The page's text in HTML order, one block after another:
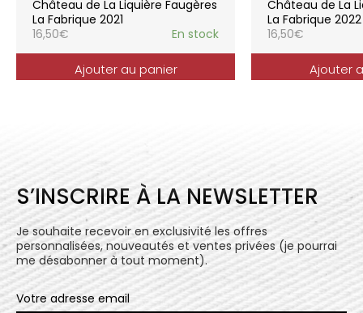
l’expression du terroir.
Château de La Liquière Faugères
La Fabrique 2021
16,50€ En stock
Ajouter au panier
Château de La
La Fabrique 2022
16,50€
Ajouter
S’INSCRIRE À LA NEWSLETTER
Je souhaite recevoir en exclusivité les offres
personnalisées, nouveautés et ventes privées (je pourrai
me désabonner à tout moment).